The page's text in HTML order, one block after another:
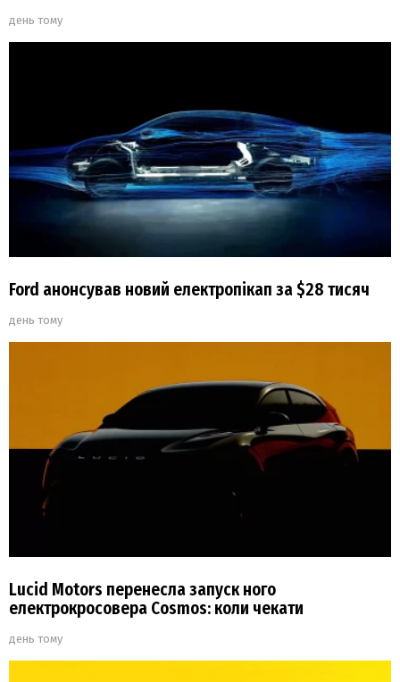
день тому
Ford анонсував новий електропікап за $28 тисяч
день тому
Lucid Motors перенесла запуск ного
електрокросовера Cosmos: коли чекати
день тому